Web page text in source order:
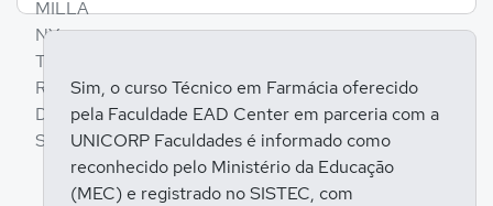
Entrar para responder
Sim, o curso Técnico em Farmácia oferecido
pela Faculdade EAD Center em parceria com a
UNICORP Faculdades é informado como
reconhecido pelo Ministério da Educação
(MEC) e registrado no SISTEC, com